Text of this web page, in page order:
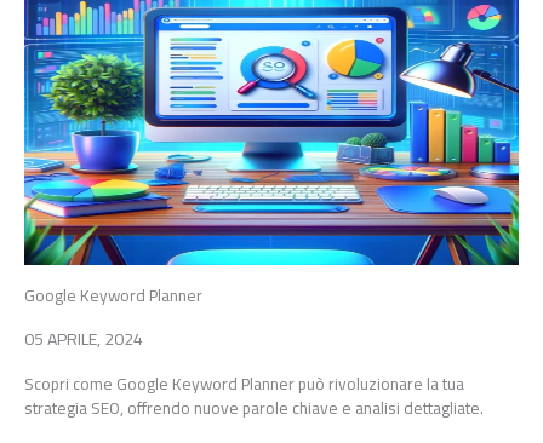
Google Keyword Planner
05 APRILE, 2024
Scopri come Google Keyword Planner può rivoluzionare la tua
strategia SEO, offrendo nuove parole chiave e analisi dettagliate.